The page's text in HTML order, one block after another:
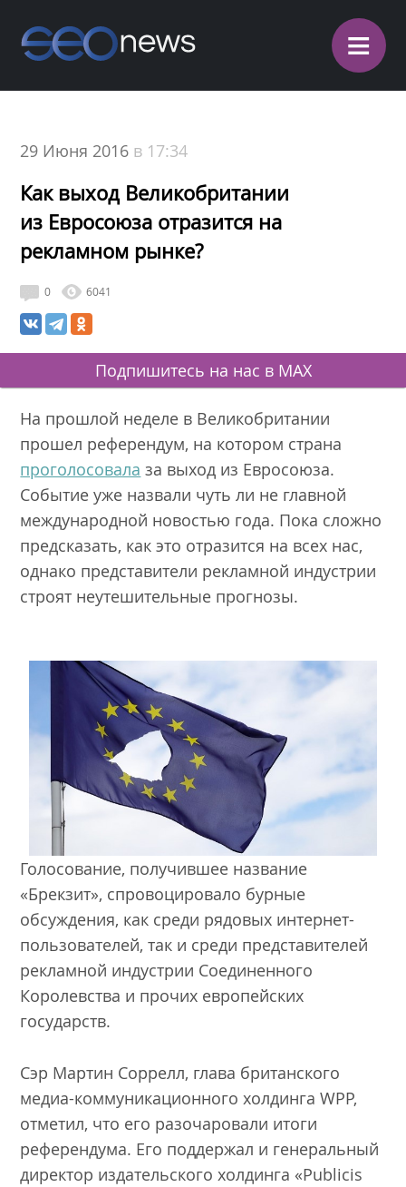
≡
29 Июня 2016 в 17:34
Как выход Великобритании
из Евросоюза отразится на
рекламном рынке?
0 6041
Подпишитесь на нас в MAX
На прошлой неделе в Великобритании
прошел референдум, на котором страна
проголосовала за выход из Евросоюза.
Событие уже назвали чуть ли не главной
международной новостью года. Пока сложно
предсказать, как это отразится на всех нас,
однако представители рекламной индустрии
строят неутешительные прогнозы.
Голосование, получившее название
«Брекзит», спровоцировало бурные
обсуждения, как среди рядовых интернет-
пользователей, так и среди представителей
рекламной индустрии Соединенного
Королевства и прочих европейских
государств.
Сэр Мартин Соррелл, глава британского
медиа-коммуникационного холдинга WPP,
отметил, что его разочаровали итоги
референдума. Его поддержал и генеральный
директор издательского холдинга «Publicis